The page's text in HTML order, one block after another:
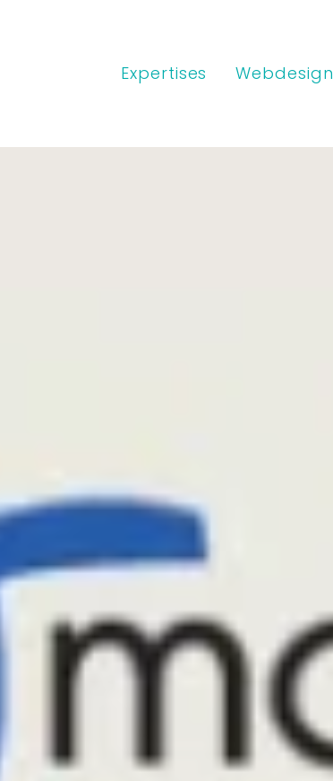
Expertises Webdesign